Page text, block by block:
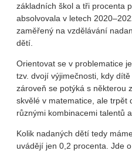
základních škol a tři procenta
absolvovala v letech
zaměřený na vzdělávání
dětí.
Orientovat se v problematice
tzv. dvojí výjimečnosti, kdy
zároveň se potýká s některou
skvělé v matematice, ale trpět
různými kombinacemi talentů
Kolik nadaných dětí tedy
uvádějí jen 0,2 procenta. Jde